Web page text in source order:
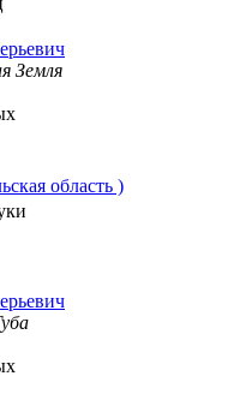
Земля
область )